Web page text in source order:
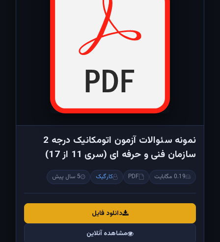
نمونه سئوالات آزمون اتومکانیک درجه 2
سازمان فنی و حرفه ای (سری 11 از 17)
0.19 مگابایت PDF کارگیک 5 سال پیش
دانلود فایل
مشاهده آنلاین